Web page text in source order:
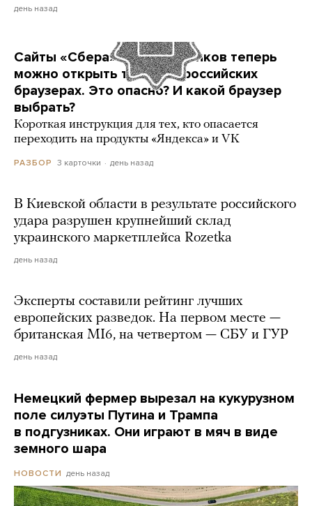
день назад
Сайты «Сбера» и других банков теперь
можно открыть только в российских
браузерах. Это опасно? И какой браузер
выбрать?
Короткая инструкция для тех, кто опасается
переходить на продукты «Яндекса» и VK
РАЗБОР 3 карточки день назад
В Киевской области в результате российского
удара разрушен крупнейший склад
украинского маркетплейса Rozetka
день назад
Эксперты составили рейтинг лучших
европейских разведок. На первом месте —
британская MI6, на четвертом — СБУ и ГУР
день назад
Немецкий фермер вырезал на кукурузном
поле силуэты Путина и Трампа
в подгузниках. Они играют в мяч в виде
земного шара
НОВОСТИ день назад